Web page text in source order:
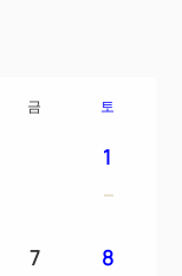
금 토
1
7 8